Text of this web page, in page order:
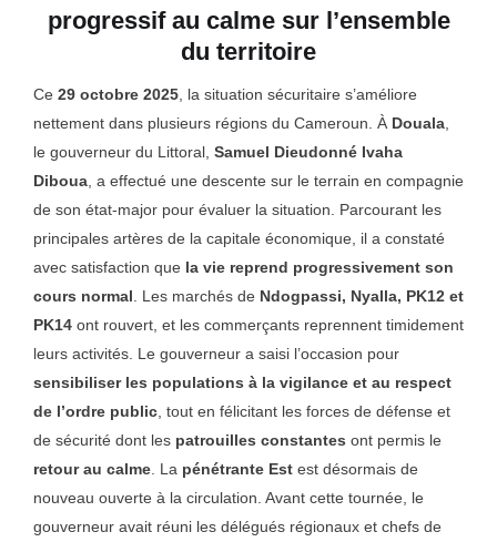
progressif au calme sur l’ensemble
du territoire
Ce 29 octobre 2025 , la situation sécuritaire s’améliore
nettement dans plusieurs régions du Cameroun. À Douala
le gouverneur du Littoral, Samuel Dieudonné Ivaha
Diboua , a effectué une descente sur le terrain en compagnie
de son état-major pour évaluer la situation. Parcourant les
principales artères de la capitale économique, il a constaté
avec satisfaction que la vie reprend progressivement son
cours normal . Les marchés de Ndogpassi, Nyalla, PK12 et
PK14 ont rouvert, et les commerçants reprennent timidement
leurs activités. Le gouverneur a saisi l’occasion pour
sensibiliser les populations à la vigilance et au respect
de l’ordre public , tout en félicitant les forces de défense et
de sécurité dont les patrouilles constantes ont permis le
retour au calme . La pénétrante Est est désormais de
nouveau ouverte à la circulation. Avant cette tournée, le
gouverneur avait réuni les délégués régionaux et chefs de